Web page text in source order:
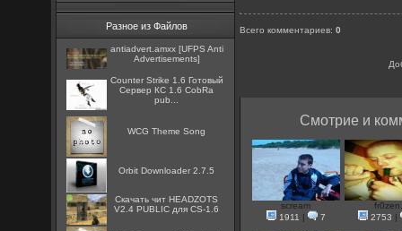
Разное из Файлов
antiadvert.amxx [UFPS Anti
Advertisements]
Counter Strike 1.6 Готовый
Сервер КС 1.6 CobRa
pub...
WCG Theme Song
Orbit Downloader 2.7.5
Скачать чит HEADZOTS
V2.4 PUBLIC для CS-1.6
Всего комментариев:0
Смотрие и
scream
1911
7
fr0zen.
2753
|